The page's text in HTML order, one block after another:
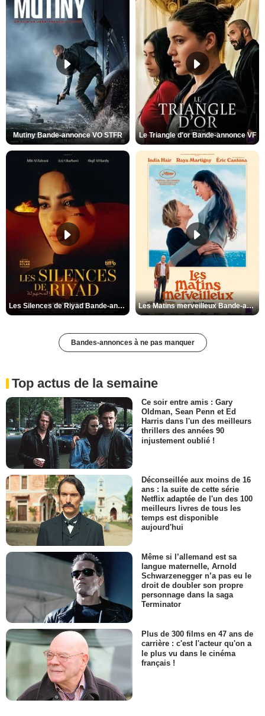
Mutiny Bande-annonce VO STFR Le Triangle d'or Bande-annonce VF
Les Silences de Riyad Bande-annonce VO STFR Les Matins merveilleux Bande-annonce VF
Bandes-annonces à ne pas manquer
Top actus de la semaine
Ce soir entre amis : Gary
Oldman, Sean Penn et Ed
Harris dans l'un des meilleurs
thrillers des années 90
injustement oublié !
Déconseillée aux moins de 16
ans : la suite de cette série
Netflix adaptée de l'un des 100
meilleurs livres de tous les
temps est disponible
aujourd'hui
Même si l’allemand est sa
langue maternelle, Arnold
Schwarzenegger n’a pas eu le
droit de doubler son propre
personnage dans la saga
Terminator
Plus de 300 films en 47 ans de
carrière : c'est l'acteur qu'on a
le plus vu dans le cinéma
français !